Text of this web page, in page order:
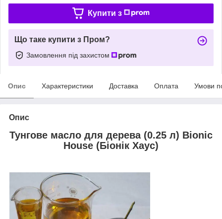
Купити з
Що таке купити з Пром?
Замовлення під захистом
Опис Характеристики Доставка Оплата Умови
Опис
Тунгове масло для дерева (0.25 л) Bionic
House (Біонік Хаус)